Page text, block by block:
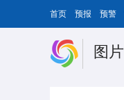
首页 预报 预警
图片